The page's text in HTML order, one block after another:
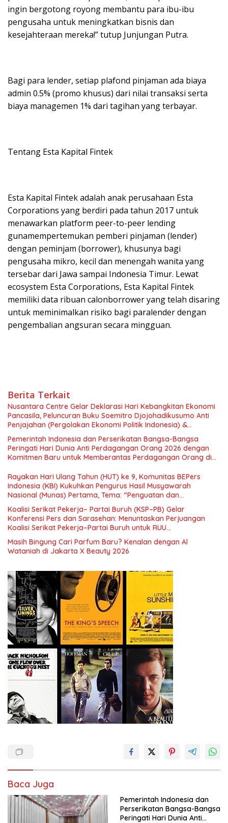
ingin bergotong royong membantu para ibu-ibu
pengusaha untuk meningkatkan bisnis dan
kesejahteraan mereka!” tutup Junjungan Putra.
Bagi para lender, setiap plafond pinjaman ada biaya
admin 0.5% (promo khusus) dari nilai transaksi serta
biaya managemen 1% dari tagihan yang terbayar.
Tentang Esta Kapital Fintek
Esta Kapital Fintek adalah anak perusahaan Esta
Corporations yang berdiri pada tahun 2017 untuk
menawarkan platform peer-to-peer lending
gunamempertemukan pemberi pinjaman (lender)
dengan peminjam (borrower), khusunya bagi
pengusaha mikro, kecil dan menengah wanita yang
tersebar dari Jawa sampai Indonesia Timur. Lewat
ecosystem Esta Corporations, Esta Kapital Fintek
memiliki data ribuan calonborrower yang telah disaring
untuk meminimalkan risiko bagi paralender dengan
pengembalian angsuran secara mingguan.
Berita Terkait
Nusantara Centre Gelar Deklarasi Hari Kebangkitan Ekonomi
Pancasila, Peluncuran Buku Soemitro Djojohadikusumo Anti
Penjajahan (Pergolakan Ekonomi Politik Indonesia) &
Simposium Nasional “Urgensi Undang-Undang Perekonomian
Nasional dan Kesejahteraan Sosial dalam Menata Bangsa
Menuju Indonesia Emas 2045”,
Pemerintah Indonesia dan Perserikatan Bangsa-Bangsa
Peringati Hari Dunia Anti Perdagangan Orang 2026 dengan
Komitmen Baru untuk Memberantas Perdagangan Orang di
Rayakan Hari Ulang Tahun (HUT) ke 9, Komunitas BEPers
Indonesia (KBI) Kukuhkan Pengurus Hasil Musyawarah
Nasional (Munas) Pertama, Tema: “Penguatan dan
Pengembangan Organisasi KBI yang Berbasis Riset di seluruh
Indonesia dan Mancanegara”.
Koalisi Serikat Pekerja– Partai Buruh (KSP–PB) Gelar
Konferensi Pers dan Sarasehan: Menuntaskan Perjuangan
Koalisi Serikat Pekerja–Partai Buruh untuk RUU
Ketenagakerjaan Baru.
Masih Bingung Cari Parfum Baru? Kenalan dengan Al
Wataniah di Jakarta X Beauty 2026
Baca Juga
Pemerintah Indonesia dan
Perserikatan Bangsa-Bangsa
Peringati Hari Dunia Anti